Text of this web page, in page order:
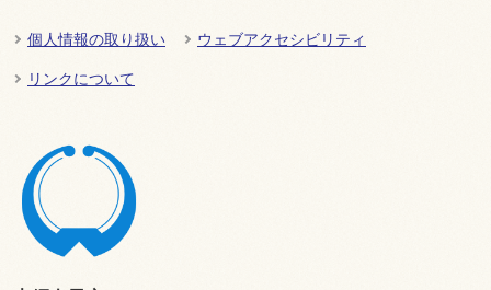
個人情報の取り扱い ウェブアクセシビリティ
リンクについて